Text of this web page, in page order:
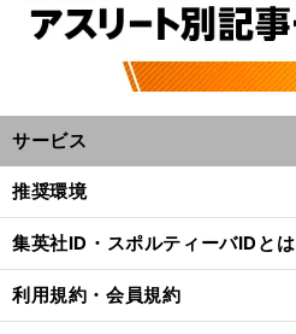
サービス
推奨環境
集英社ID・スポルティーバIDとは
利用規約・会員規約